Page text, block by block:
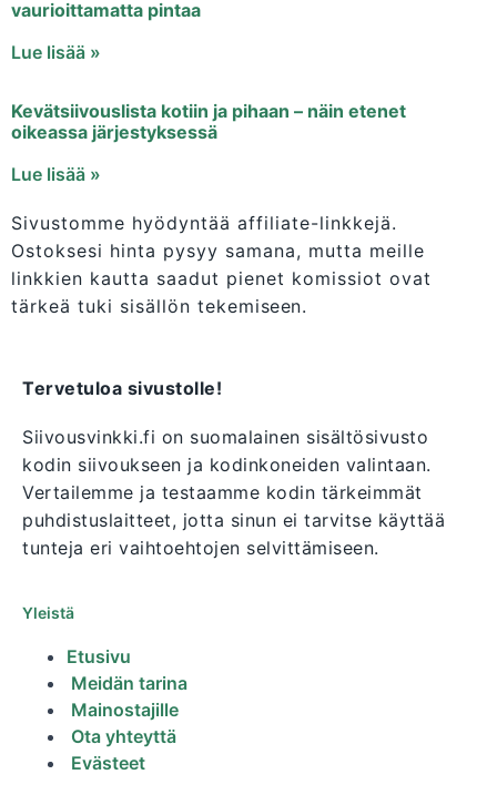
vaurioittamatta pintaa
Lue lisää »
Kevätsiivouslista kotiin ja pihaan – näin etenet
oikeassa järjestyksessä
Lue lisää »
Sivustomme hyödyntää affiliate-linkkejä.
Ostoksesi hinta pysyy samana, mutta meille
linkkien kautta saadut pienet komissiot ovat
tärkeä tuki sisällön tekemiseen.
Tervetuloa sivustolle!
Siivousvinkki.fi on suomalainen sisältösivusto
kodin siivoukseen ja kodinkoneiden valintaan.
Vertailemme ja testaamme kodin tärkeimmät
puhdistuslaitteet, jotta sinun ei tarvitse käyttää
tunteja eri vaihtoehtojen selvittämiseen.
Yleistä
Etusivu
Meidän tarina
Mainostajille
Ota yhteyttä
Evästeet